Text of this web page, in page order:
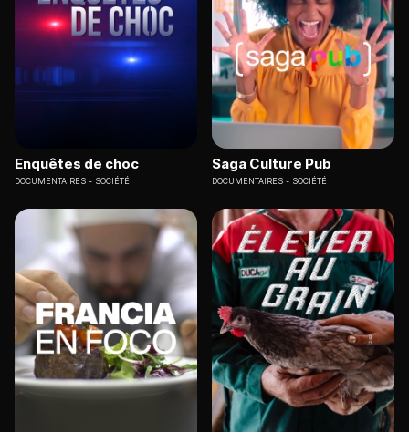
Enquêtes de choc
DOCUMENTAIRES SOCIÉTÉ
Saga Culture Pub
DOCUMENTAIRES SOCIÉTÉ